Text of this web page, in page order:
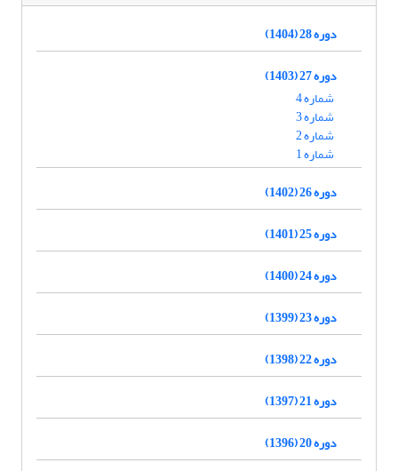
دوره 28 (1404)
دوره 27 (1403)
شماره 4
شماره 3
شماره 2
شماره 1
دوره 26 (1402)
دوره 25 (1401)
دوره 24 (1400)
دوره 23 (1399)
دوره 22 (1398)
دوره 21 (1397)
دوره 20 (1396)